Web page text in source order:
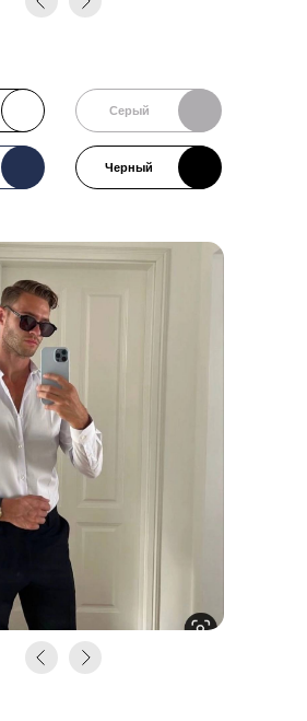
Серый
Черный